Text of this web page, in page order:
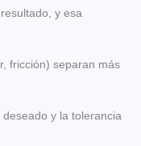
y esa
fricción) separan más
y la tolerancia